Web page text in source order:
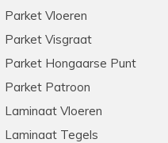
Parket Vloeren
Parket Visgraat
Parket Hongaarse Punt
Parket Patroon
Laminaat Vloeren
Laminaat Tegels